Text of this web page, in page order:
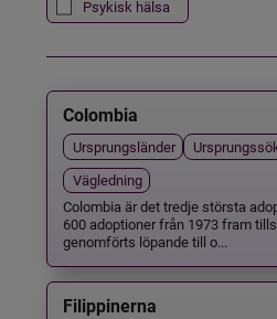
Psykisk hälsa
Colombia
Ursprungsländer
Vägledning
Colombia är det tredje största
600 adoptioner från 1973 fram
genomförts löpande till o...
Filippinerna